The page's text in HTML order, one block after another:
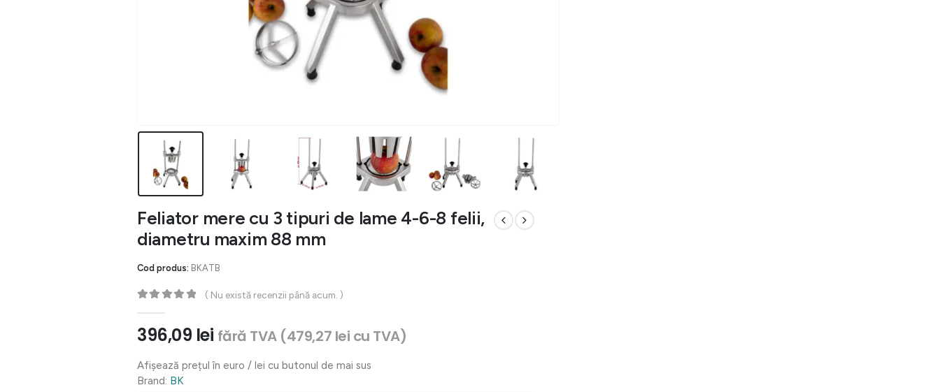
Feliator mere cu 3 tipuri de lame 4-6-8 felii,
diametru maxim 88 mm
Cod produs: BKATB
( Nu există recenzii până acum. )
396,09 lei fără TVA (479,27 lei cu TVA)
Afișează prețul în euro / lei cu butonul de mai sus
Brand: BK